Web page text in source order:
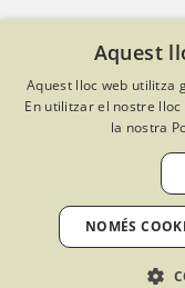
© Col·legi Oficial
Criteris de privacitat
Política de protecció de
Aquest
Aquest lloc web utilitza
En utilitzar el nostre lloc
la nostra
NOMÉS